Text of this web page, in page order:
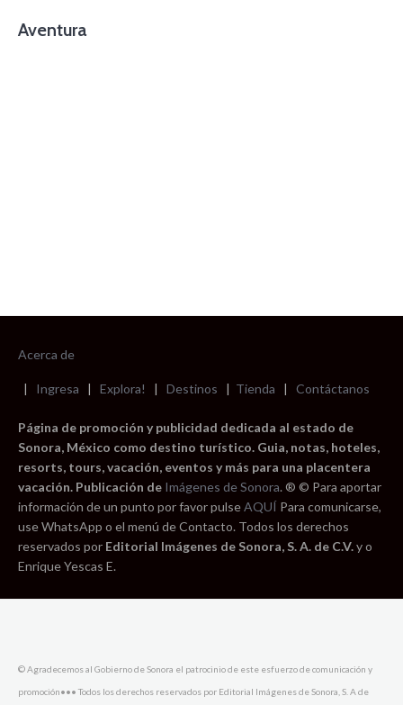
Aventura
Acerca de
| Ingresa | Explora! | Destinos | Tienda | Contáctanos
Página de promoción y publicidad dedicada al estado de
Sonora, México como destino turístico. Guia, notas, hoteles,
resorts, tours, vacación, eventos y más para una placentera
vacación. Publicación de Imágenes de Sonora. ® © Para aportar
información de un punto por favor pulseAQUÍ Para comunicarse,
use WhatsApp o el menú de Contacto. Todos los derechos
reservados por Editorial Imágenes de Sonora, S. A. de C.V.y o
Enrique Yescas E.
© Agradecemos al Gobierno de Sonora el patrocinio de este esfuerzo de comunicación y
promoción••• Todos los derechos reservados por Editorial Imágenes de Sonora, S. A de